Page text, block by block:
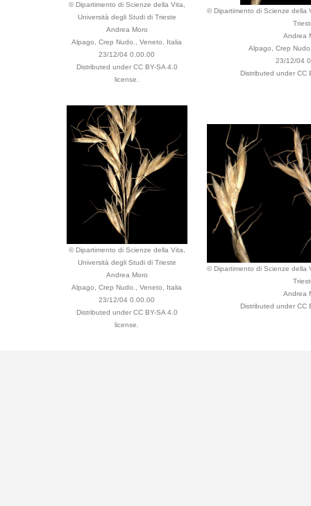
© Dipartimento di Scienze della Vita,
Università degli Studi di Trieste
Andrea Moro
Alpago, Crep Nudo., Veneto, Italia
23/12/04 0.00.00
Distributed under CC BY-SA 4.0
license.
© Dipartimento di Scienze della
Andrea
Alpago, Crep
23/12/04
Distributed under CC
© Dipartimento di Scienze della Vita,
Università degli Studi di Trieste
Andrea Moro
Alpago, Crep Nudo., Veneto, Italia
23/12/04 0.00.00
Distributed under CC BY-SA 4.0
license.
© Dipartimento di Scienze della
Andrea
Distributed under CC